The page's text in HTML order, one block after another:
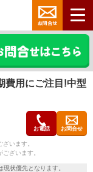
費用にご注目!中型
お電話 お問合せ
います。
ざいます。
状優先となります。